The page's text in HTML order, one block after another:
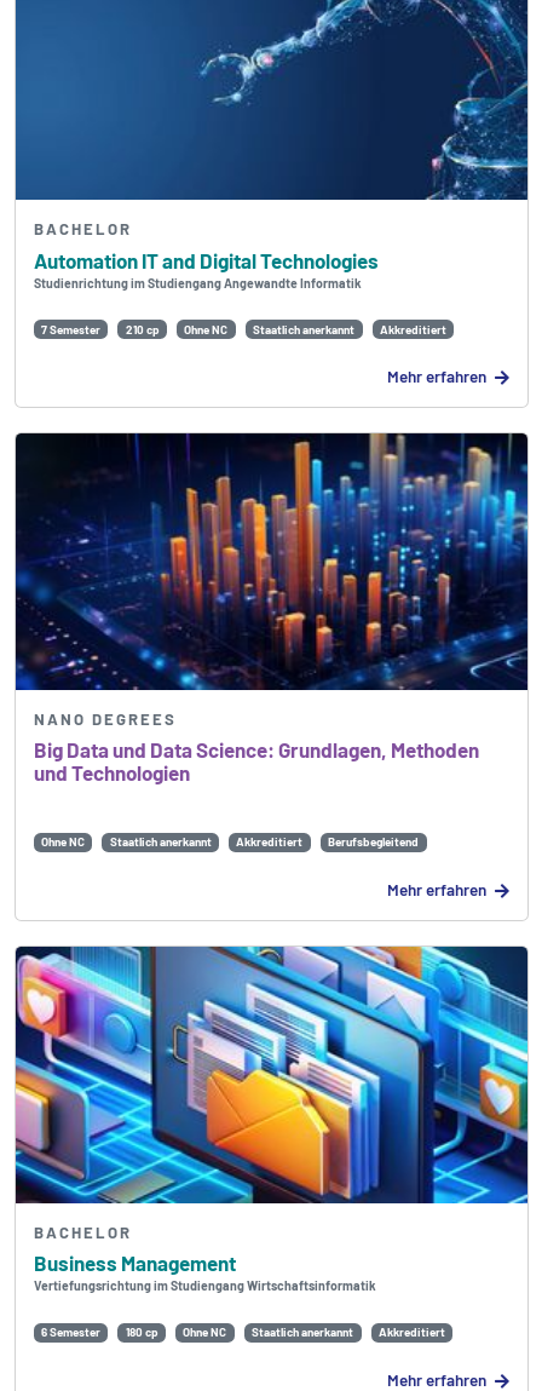
Automation IT and Digital Technologies
Studienrichtung im Studiengang Angewandte Informatik
BACHELOR
7 Semester 210 cp Ohne NC Staatlich anerkannt Akkreditiert
Mehr erfahren
Big Data und Data Science: Grundlagen, Methoden
und Technologien
NANO DEGREES
Ohne NC Staatlich anerkannt Akkreditiert Berufsbegleitend
Mehr erfahren
Business Management
Vertiefungsrichtung im Studiengang Wirtschaftsinformatik
BACHELOR
6 Semester 180 cp Ohne NC Staatlich anerkannt Akkreditiert
Mehr erfahren